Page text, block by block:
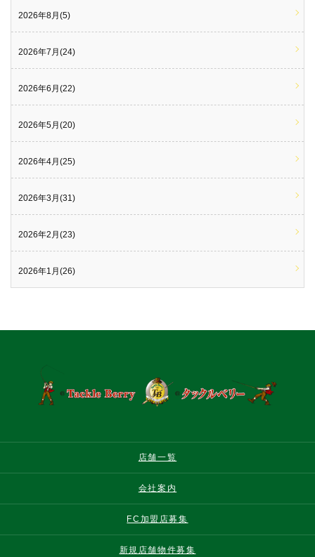
2026年8月(5)
2026年7月(24)
2026年6月(22)
2026年5月(20)
2026年4月(25)
2026年3月(31)
2026年2月(23)
2026年1月(26)
店舗一覧
会社案内
FC加盟店募集
新規店舗物件募集